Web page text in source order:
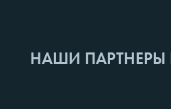
НАШИ